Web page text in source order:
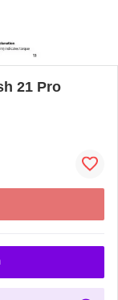
21 Pro